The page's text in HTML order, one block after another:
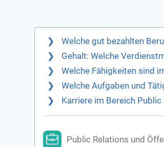
Welche gut bezahlten
Gehalt: Welche
Welche Fähigkeiten sind
Welche Aufgaben und
Karriere im Bereich
Public Relations und